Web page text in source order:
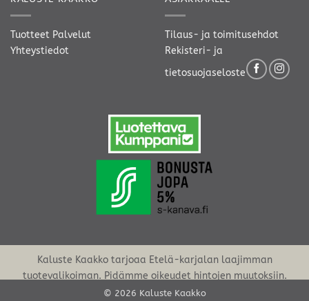
Tuotteet Palvelut
Yhteystiedot
Tilaus- ja toimitusehdot
Rekisteri- ja
tietosuojaseloste
Kaluste Kaakko tarjoaa Etelä-karjalan laajimman
tuotevalikoiman. Pidämme oikeudet hintojen muutoksiin.
© 2026 Kaluste Kaakko